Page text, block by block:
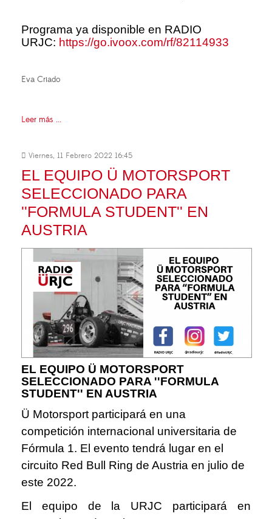
Programa ya disponible en RADIO
URJC: https://go.ivoox.com/rf/82114933
Eva Criado
Leer más ...
Viernes, 11 Febrero 2022 16:45
EL EQUIPO Ü MOTORSPORT
SELECCIONADO PARA
''FORMULA STUDENT'' EN
AUSTRIA
EL EQUIPO Ü MOTORSPORT
SELECCIONADO PARA ''FORMULA
STUDENT'' EN AUSTRIA
Ü Motorsport participará en una
competición internacional universitaria de
Fórmula 1. El evento tendrá lugar en el
circuito Red Bull Ring de Austria en julio de
este 2022.
El equipo de la URJC participará en